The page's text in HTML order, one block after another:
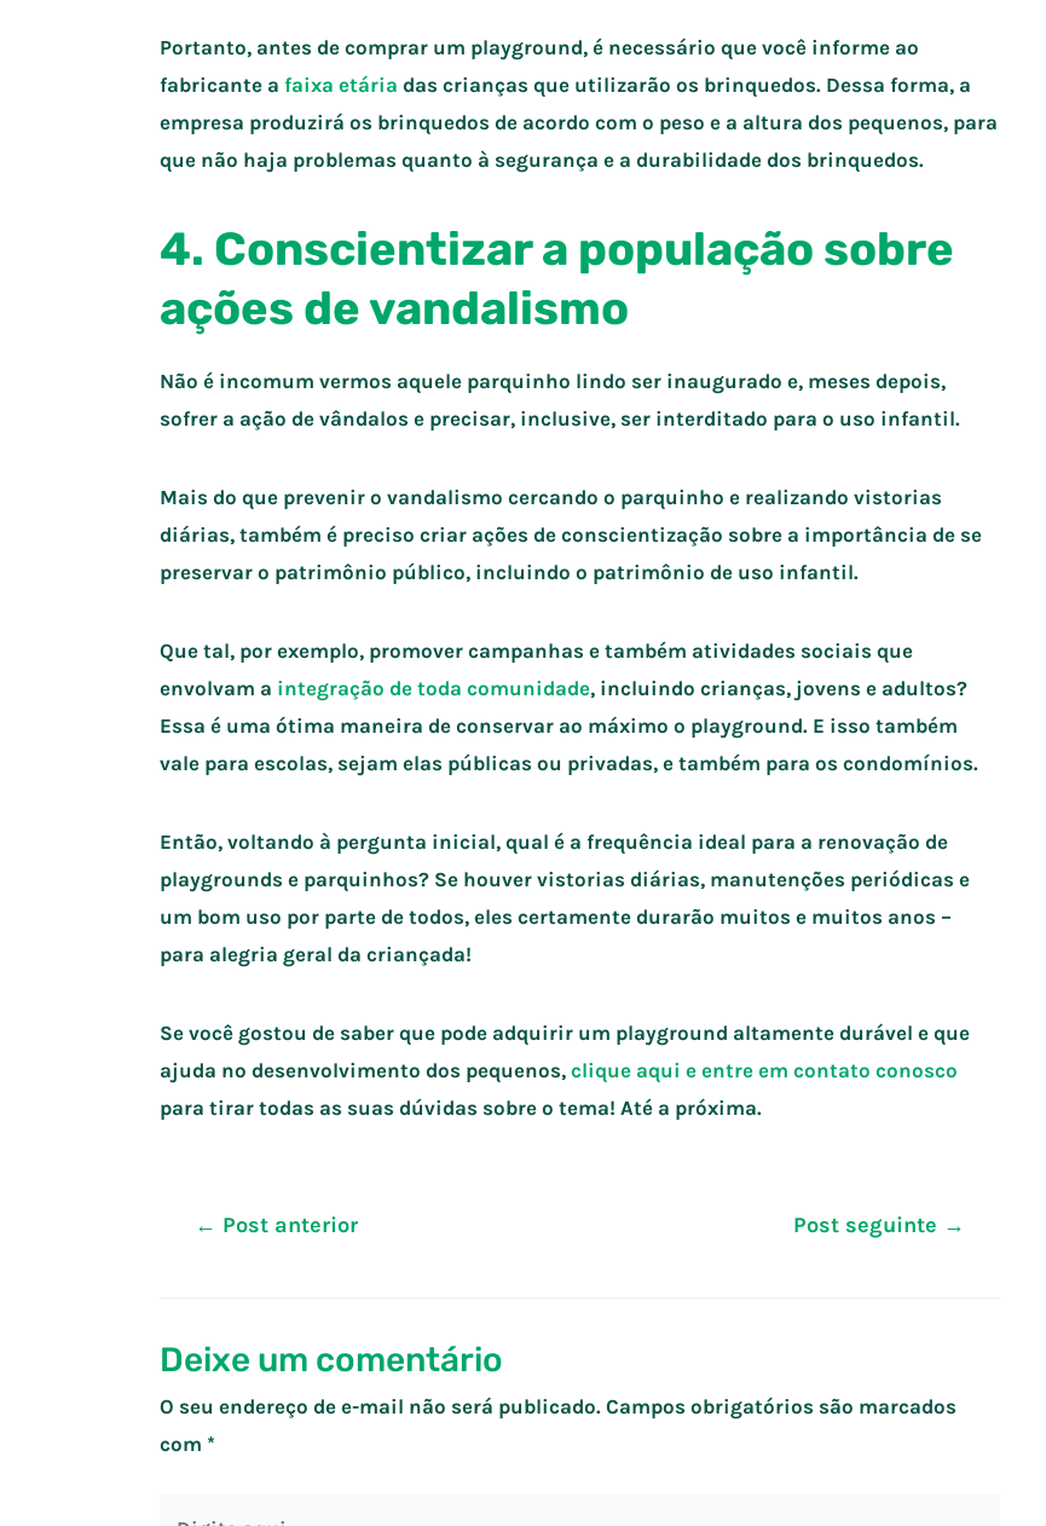
Portanto, antes de comprar um playground, é necessário que você informe ao
fabricante a faixa etária das crianças que utilizarão os brinquedos. Dessa forma, a
empresa produzirá os brinquedos de acordo com o peso e a altura dos pequenos, para
que não haja problemas quanto à segurança e a durabilidade dos brinquedos.
4. Conscientizar a população sobre
ações de vandalismo
Não é incomum vermos aquele parquinho lindo ser inaugurado e, meses depois,
sofrer a ação de vândalos e precisar, inclusive, ser interditado para o uso infantil.
Mais do que prevenir o vandalismo cercando o parquinho e realizando vistorias
diárias, também é preciso criar ações de conscientização sobre a importância de se
preservar o patrimônio público, incluindo o patrimônio de uso infantil.
Que tal, por exemplo, promover campanhas e também atividades sociais que
envolvam a integração de toda comunidade, incluindo crianças, jovens e adultos?
Essa é uma ótima maneira de conservar ao máximo o playground. E isso também
vale para escolas, sejam elas públicas ou privadas, e também para os condomínios.
Então, voltando à pergunta inicial, qual é a frequência ideal para a renovação de
playgrounds e parquinhos? Se houver vistorias diárias, manutenções periódicas e
um bom uso por parte de todos, eles certamente durarão muitos e muitos anos –
para alegria geral da criançada!
Se você gostou de saber que pode adquirir um playground altamente durável e que
ajuda no desenvolvimento dos pequenos, clique aqui e entre em contato conosco
para tirar todas as suas dúvidas sobre o tema! Até a próxima.
Navegação
← Post anterior Post seguinte →
Deixe um comentário
O seu endereço de e-mail não será publicado. Campos obrigatórios são marcados
com *